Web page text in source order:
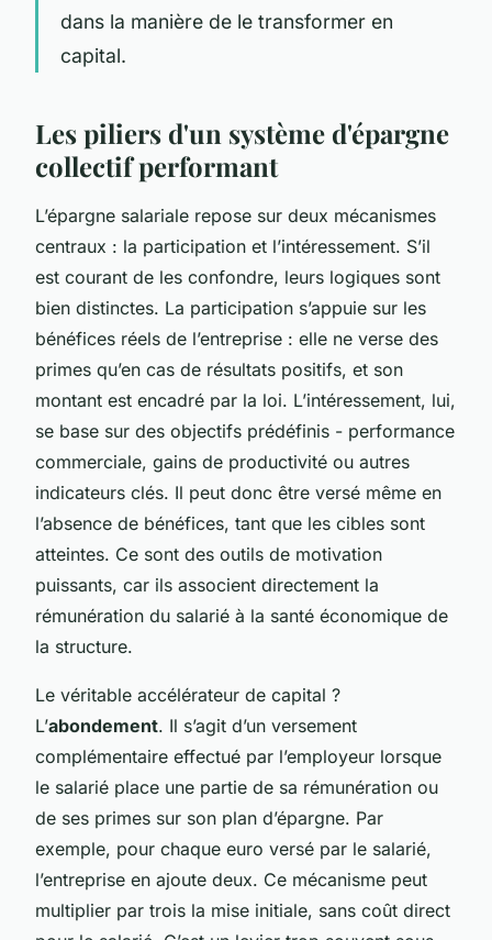
dans la manière de le transformer en
capital.
Les piliers d'un système d'épargne
collectif performant
L’épargne salariale repose sur deux mécanismes
centraux : la participation et l’intéressement. S’il
est courant de les confondre, leurs logiques sont
bien distinctes. La participation s’appuie sur les
bénéfices réels de l’entreprise : elle ne verse des
primes qu’en cas de résultats positifs, et son
montant est encadré par la loi. L’intéressement, lui,
se base sur des objectifs prédéfinis - performance
commerciale, gains de productivité ou autres
indicateurs clés. Il peut donc être versé même en
l’absence de bénéfices, tant que les cibles sont
atteintes. Ce sont des outils de motivation
puissants, car ils associent directement la
rémunération du salarié à la santé économique de
la structure.
Le véritable accélérateur de capital ?
L’abondement. Il s’agit d’un versement
complémentaire effectué par l’employeur lorsque
le salarié place une partie de sa rémunération ou
de ses primes sur son plan d’épargne. Par
exemple, pour chaque euro versé par le salarié,
l’entreprise en ajoute deux. Ce mécanisme peut
multiplier par trois la mise initiale, sans coût direct